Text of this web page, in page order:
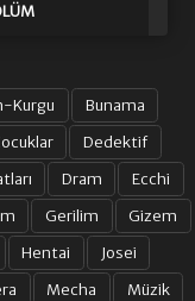
Kurgu
Bunama
Dedektif
Dram
Ecchi
Gerilim
Gizem
Hentai
Josei
Mecha Müzik